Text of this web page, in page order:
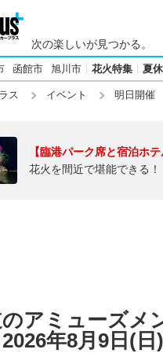
次の楽しいが見つかる。
函館市 旭川市 花火特集 夏
ス イベント 明日開催
【臨港パーク席と宿泊ホ
花火を間近で堪能できる
アミューズメ
2026年8月9日(